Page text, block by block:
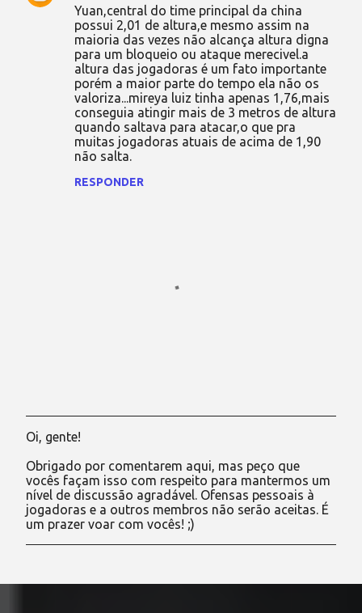
Yuan,central do time principal da china
possui 2,01 de altura,e mesmo assim na
maioria das vezes não alcança altura digna
para um bloqueio ou ataque merecivel.a
altura das jogadoras é um fato importante
porém a maior parte do tempo ela não os
valoriza...mireya luiz tinha apenas 1,76,mais
conseguia atingir mais de 3 metros de altura
quando saltava para atacar,o que pra
muitas jogadoras atuais de acima de 1,90
não salta.
RESPONDER
P
s
t
a
r
u
m
m
Oi, gente!
Obrigado por comentarem aqui, mas peço que
vocês façam isso com respeito para mantermos um
nível de discussão agradável. Ofensas pessoais à
jogadoras e a outros membros não serão aceitas. É
um prazer voar com vocês! ;)